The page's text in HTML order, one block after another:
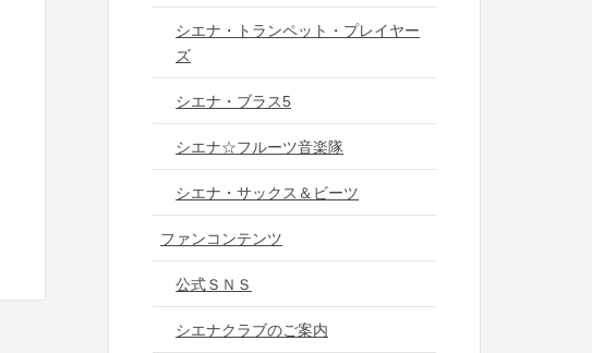
シエナ・トランペット・プレイヤー
ズ
シエナ・ブラス5
シエナ☆フルーツ音楽隊
シエナ・サックス＆ビーツ
ファンコンテンツ
公式ＳＮＳ
シエナクラブのご案内